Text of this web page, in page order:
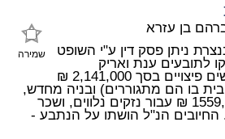
שמירה
בן עזרא
ניתן פסק דין ע"י השופט
לתובעים ענת ואריק
בורנשטיין מהיישוב שורשים פיצויים בסך 2,141,000 ₪
בו הם מתגוררים) ובניה מחדש,
בתוספת פיצוי בסך 1559,020 ₪ עבור נזקים נלווים, ושכר
עו"ד 105,300 ₪. החיובים הנ"ל הושתו על הנתבע -